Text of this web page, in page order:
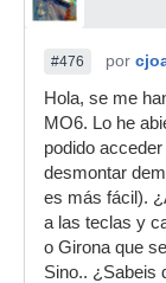
#476 por
Hola, se me
MO6. Lo he
podido
desmontar
es más fácil).
a las teclas y
o Girona que
Sino.. ¿Sabeis